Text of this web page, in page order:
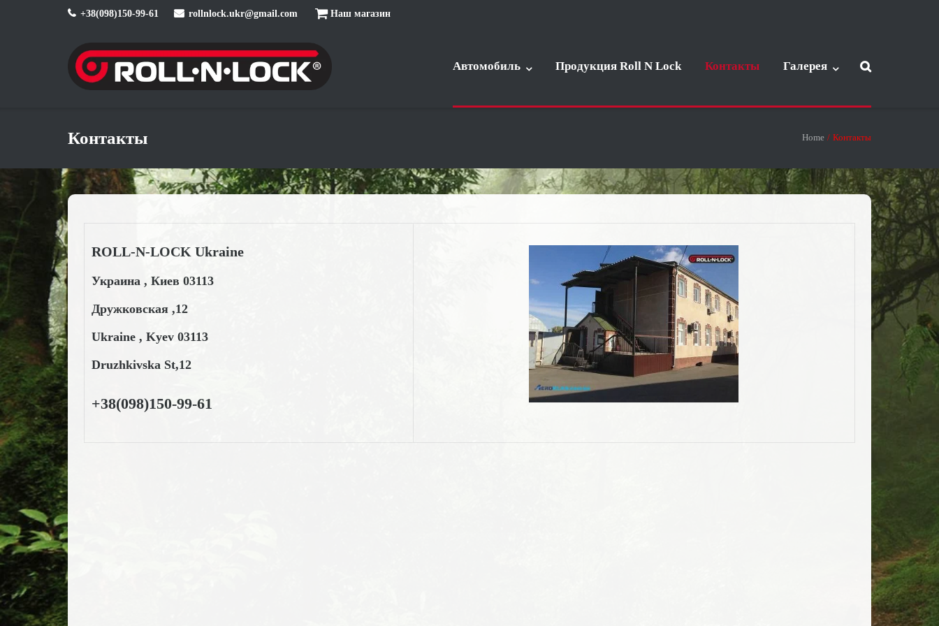
‎+38(098)150-99-61 rollnlock.ukr@gmail.com Наш магазин
Автомобиль Продукция Roll N Lock Контакты Галерея
Контакты Home / Контакты
ROLL-N-LOCK Ukraine
Украина , Киев 03113
Дружковская ,12
Ukraine , Kyev 03113
Druzhkivska St,12
+38(098)150-99-61